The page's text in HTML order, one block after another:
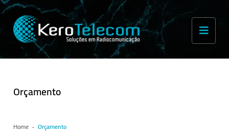
Orçamento
Home Orçamento